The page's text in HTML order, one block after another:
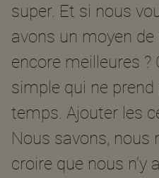
super. Et si nous
avons un moyen
encore meilleures ?
simple qui ne
temps. Ajouter les
Nous savons, nous
croire que nous n'y